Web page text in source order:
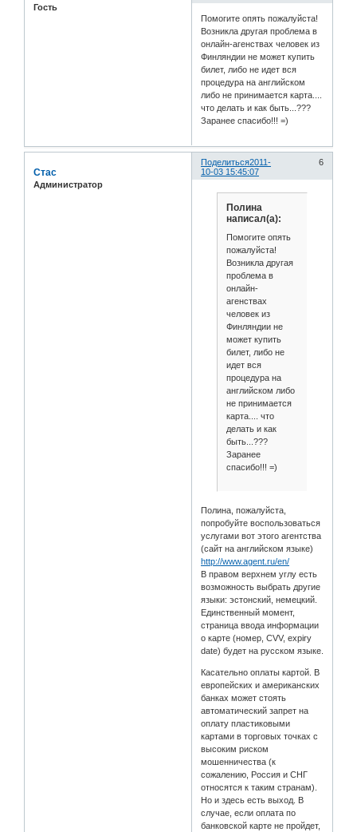
Гость
Помогите опять пожалуйста!
Возникла другая проблема в
онлайн-агенствах человек из
Финляндии не может купить
билет, либо не идет вся
процедура на английском
либо не принимается карта....
что делать и как быть...???
Заранее спасибо!!! =)
Поделиться 6
2011-
10-03 15:45:07
Стас
Администратор
Полина
написал(а):
Помогите опять
пожалуйста!
Возникла другая
проблема в
онлайн-
агенствах
человек из
Финляндии не
может купить
билет, либо не
идет вся
процедура на
английском либо
не принимается
карта.... что
делать и как
быть...???
Заранее
спасибо!!! =)
Полина, пожалуйста,
попробуйте воспользоваться
услугами вот этого агентства
(сайт на английском языке)
http://www.agent.ru/en/
В правом верхнем углу есть
возможность выбрать другие
языки: эстонский, немецкий.
Единственный момент,
страница ввода информации
о карте (номер, CVV, expiry
date) будет на русском языке.
Касательно оплаты картой. В
европейских и американских
банках может стоять
автоматический запрет на
оплату пластиковыми
картами в торговых точках с
высоким риском
мошенничества (к
сожалению, Россия и СНГ
относятся к таким странам).
Но и здесь есть выход. В
случае, если оплата по
банковской карте не пройдет,